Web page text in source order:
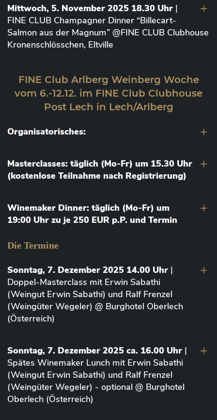
Mittwoch, 5. November 2025 18.30 Uhr |
FINE CLUB Champagner Dinner “Billecart-
Salmon aus der Magnum” @FINE CLUB Clubhouse
Kronenschlösschen, Eltville
FINE Club Arlberg Weinberg Woche
vom 6.-12.12. im FINE Club Clubhouse
Post Lech in Lech/Arlberg
Organisatorisches:
Masterclasses: täglich (Mo-Fr) um 15.30 Uhr
(kostenlose Teilnahme nach Registrierung)
Winemaker Dinner: täglich (Mo-Fr) um
19:00 Uhr zu je 250 EUR p.P. und Termin
Die Termine
Sonntag, 7. Dezember 2025 14.00 Uhr |
Doppel-Masterclass mit Erwin Sabathi
(Weingut Erwin Sabathi) und Ralf Frenzel
(Weingüter Wegeler) @ Burghotel Oberlech
(Österreich)
Sonntag, 7. Dezember 2025 ca. 16.00 Uhr |
Spätes Winemaker Lunch mit Erwin Sabathi
(Weingut Erwin Sabathi) und Ralf Frenzel
(Weingüter Wegeler) - optional @ Burghotel
Oberlech (Österreich)